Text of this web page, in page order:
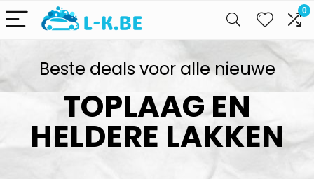
0
Beste deals voor alle nieuwe
TOPLAAG EN
HELDERE LAKKEN